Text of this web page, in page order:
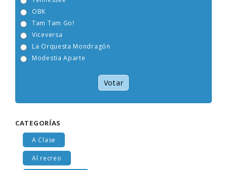
La Orquesta Mondragón
Modestia Aparte
Votar
A Clase
Al recreo